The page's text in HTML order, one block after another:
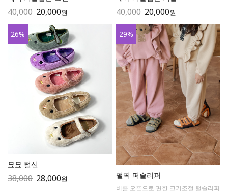
40,000 20,000원 40,000 20,000원
26%
묘묘 털신
38,000 28,000원
29%
펄픽 퍼슬리퍼
버클 오픈으로 편한 크기조절 털슬리퍼